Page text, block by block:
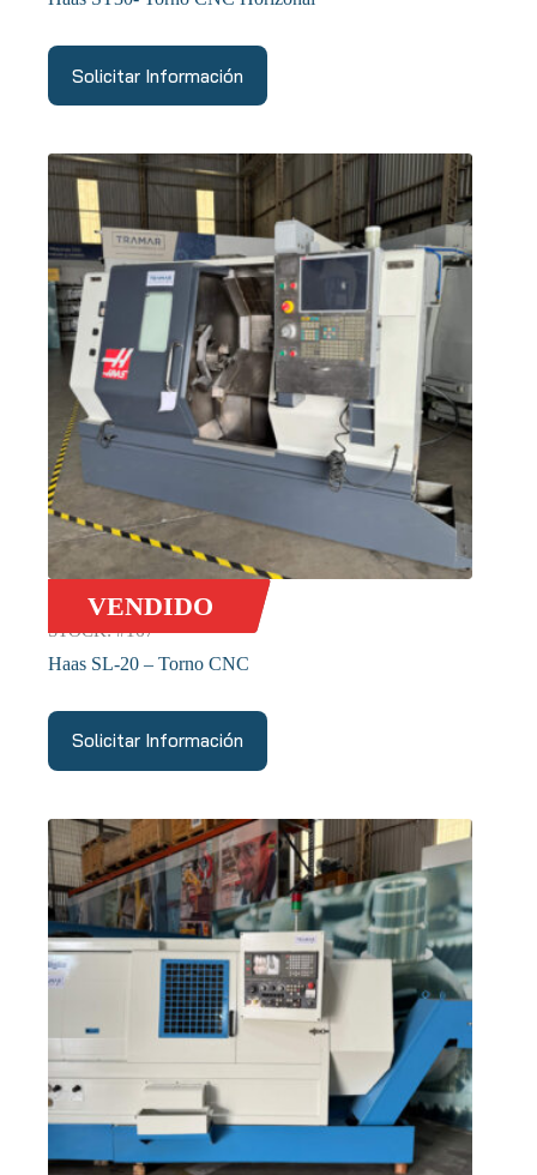
Solicitar Información
VENDIDO
STOCK: #167
Haas SL-20 – Torno CNC
Solicitar Información